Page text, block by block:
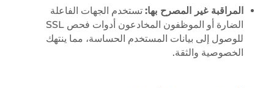
المراقبة غير المصرح بها: تستخدم الجهات الفاعلة
الضارة أو الموظفون المخادعون أدوات فحص SSL
للوصول إلى بيانات المستخدم الحساسة، مما ينتهك
الخصوصية والثقة.